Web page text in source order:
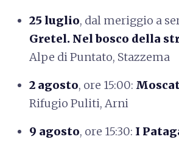
25 luglio, dal meriggio a
Gretel. Nel bosco della
Alpe di Puntato, Stazzema
2 agosto, ore 15:00:
Rifugio Puliti, Arni
9 agosto, ore 15:30: I